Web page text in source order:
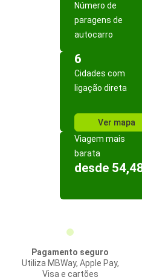
Número de
paragens de
autocarro
6
Cidades com
ligação direta
Ver mapa
Viagem mais
barata
desde
Pagamento seguro
Utiliza MBWay, Apple Pay,
Visa e cartões